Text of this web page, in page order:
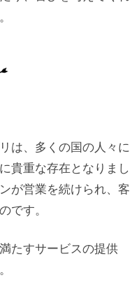
は、多くの国の人々に
貴重な存在となりまし
が営業を続けられ、客
です。
たすサービスの提供